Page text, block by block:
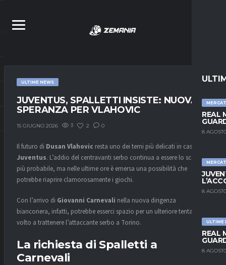
REAL
8
8
ULTIME
REAL
8
ULTIME NEWS
JUVENTUS, SPALLETTI INSISTE: NUOVA
SPERANZA PER VLAHOVIC
15 GIUGNO 2026 3 2 0
Il futuro di Dusan Vlahovic resta uno dei temi più delicati in casa
Juventus. L’addio del centravanti serbo continua a essere lo scenario
più probabile, ma nelle ultime ore è emersa una possibilità che
potrebbe riaprire clamorosamente i giochi.
Con l’arrivo di Giovanni Carnevali nella nuova dirigenza
bianconera, infatti, potrebbe esserci spazio per un ulteriore tentativo
volto a trattenere l’attaccante serbo a Torino.
La richiesta di Spalletti a
Carnevali